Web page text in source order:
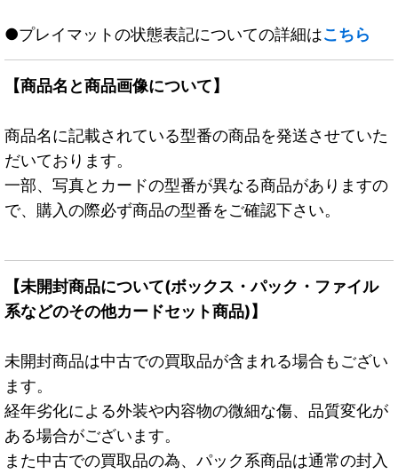
●プレイマットの状態表記についての詳細はこちら
【商品名と商品画像について】
商品名に記載されている型番の商品を発送させていた
だいております。
一部、写真とカードの型番が異なる商品がありますの
で、購入の際必ず商品の型番をご確認下さい。
【未開封商品について(ボックス・パック・ファイル
系などのその他カードセット商品)】
未開封商品は中古での買取品が含まれる場合もござい
ます。
経年劣化による外装や内容物の微細な傷、品質変化が
ある場合がございます。
また中古での買取品の為、パック系商品は通常の封入